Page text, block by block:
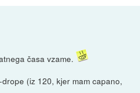
časa vzame.
(iz 120, kjer mam capano,